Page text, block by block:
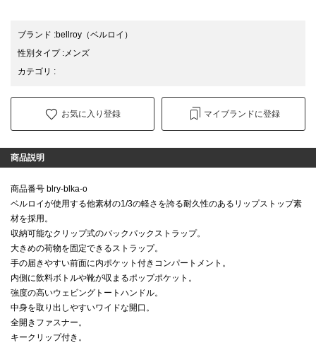
ブランド :bellroy （ベルロイ）
性別タイプ: メンズ
カテゴリ :
お気に入り登録 マイブランドに登録
商品説明
商品番号 blry-blka-o
ベルロイが使用する他素材の1/3の軽さを誇る耐久性のあるリップストップ素
材を採用。
収納可能なクリップ式のバックパックストラップ。
大きめの荷物を固定できるストラップ。
手の届きやすい前面に内ポケット付きコンパートメント。
内側に飲料ボトルや靴が収まるポップポケット。
強度の高いウェビングトートハンドル。
中身を取り出しやすいワイドな開口。
全開きファスナー。
キークリップ付き。